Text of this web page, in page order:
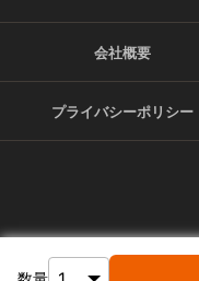
会社概要
プライバシーポリシー